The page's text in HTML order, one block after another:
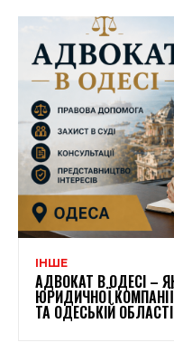
ІНШЕ
АДВОКАТ В ОДЕСІ –
ЮРИДИЧНОЇ
ТА ОДЕСЬКІЙ ОБЛАСТІ